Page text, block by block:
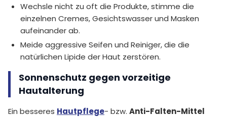
Wechsle nicht zu oft die Produkte, stimme die
einzelnen Cremes, Gesichtswasser und Masken
aufeinander ab.
Meide aggressive Seifen und Reiniger, die die
natürlichen Lipide der Haut zerstören.
Sonnenschutz gegen vorzeitige
Hautalterung
Ein besseres Hautpflege- bzw. Anti-Falten-Mittel